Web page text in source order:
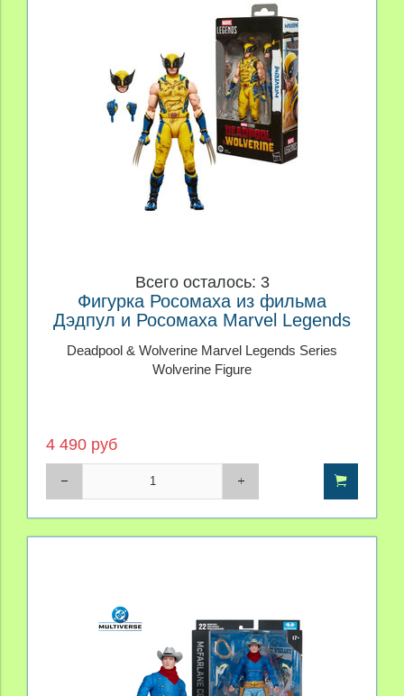
Всего осталось: 3
Фигурка Росомаха из фильма
Дэдпул и Росомаха Marvel Legends
Deadpool & Wolverine Marvel Legends Series
Wolverine Figure
4 490 руб